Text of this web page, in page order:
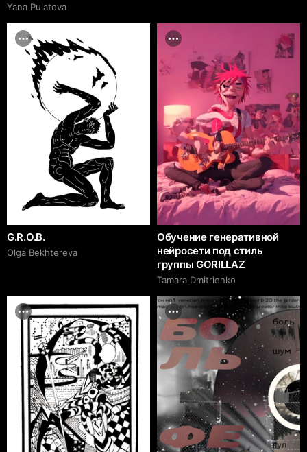
Yana Pulatova
G.R.O.B.
Olga Bekhtereva
Обучение генеративной
нейросети под стиль
группы GORILLAZ
Tamara Dmitrienko